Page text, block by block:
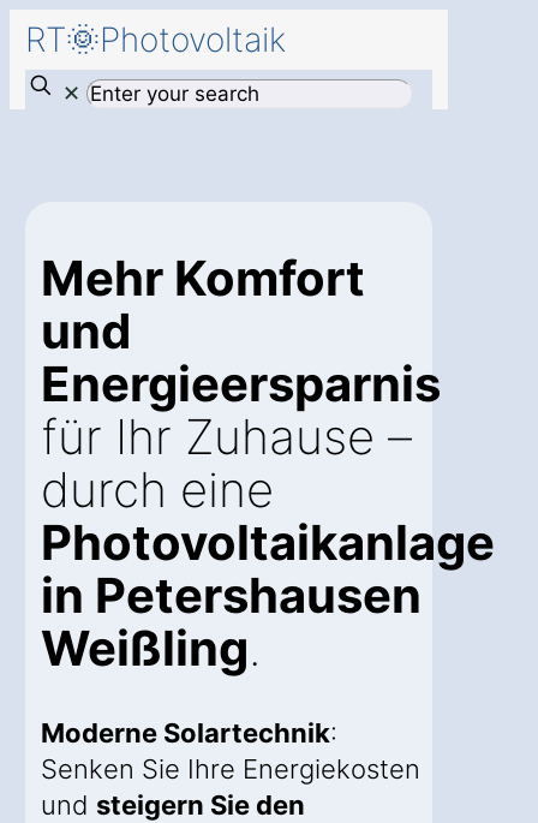
RT🌞Photovoltaik
✕
Mehr Komfort
und
Energieersparnis
für Ihr Zuhause –
durch eine
Photovoltaikanlage
in Petershausen
Weißling.
Moderne Solartechnik:
Senken Sie Ihre Energiekosten
und steigern Sie den